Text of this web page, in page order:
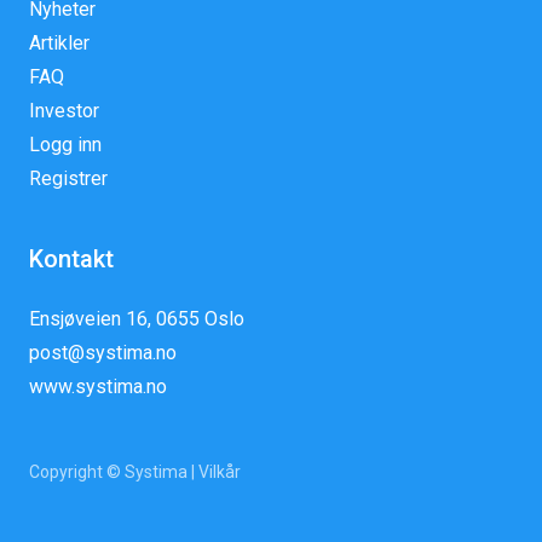
Nyheter
Artikler
FAQ
Investor
Logg inn
Registrer
Kontakt
Ensjøveien 16, 0655 Oslo
post@systima.no
www.systima.no
Copyright © Systima | Vilkår